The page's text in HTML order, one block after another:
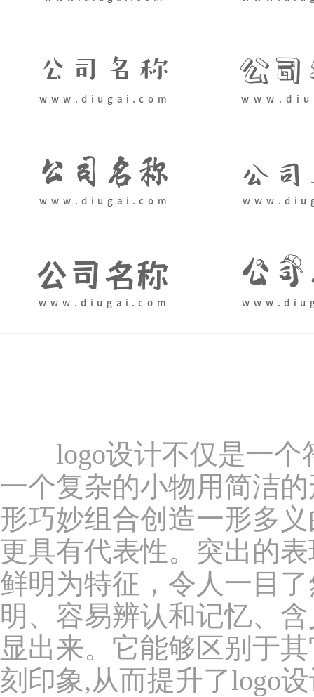
logo设计不仅是一个
一个复杂的小物用简洁
形巧妙组合创造一形多
更具有代表性。突出的
鲜明为特征，令人一目
明、容易辨认和记忆、
显出来。它能够区别于
刻印象,从而提升了logo